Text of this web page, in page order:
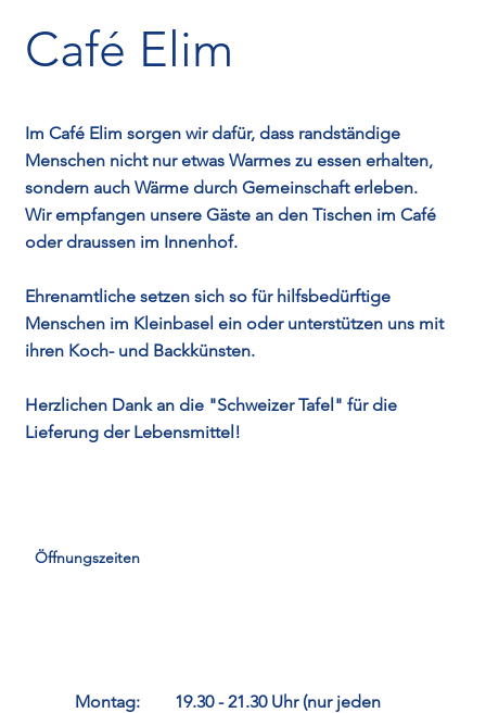
Café Elim
Im Café Elim sorgen wir dafür, dass randständige
Menschen nicht nur etwas Warmes zu essen erhalten,
sondern auch Wärme durch Gemeinschaft erleben.
Wir empfangen unsere Gäste an den Tischen im Café
oder draussen im Innenhof.
Ehrenamtliche setzen sich so für hilfsbedürftige
Menschen im Kleinbasel ein oder unterstützen uns mit
ihren Koch- und Backkünsten.
Herzlichen Dank an die "Schweizer Tafel" für die
Lieferung der Lebensmittel!
Öffnungszeiten
Montag: 19.30 - 21.30 Uhr (nur jeden